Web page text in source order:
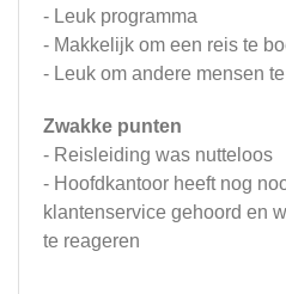
- Leuk programma
- Makkelijk om een reis te
- Leuk om andere mensen
Zwakke punten
- Reisleiding was nutteloos
- Hoofdkantoor heeft nog
klantenservice gehoord en
te reageren